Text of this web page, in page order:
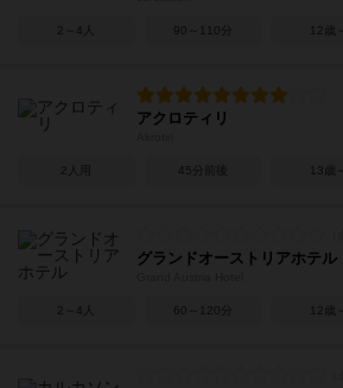
2～4人 90～110分 12歳～
アクロティリ
2人用 45分前後 13歳～
グランドオーストリアホテル
2～4人 60～120分 12歳～